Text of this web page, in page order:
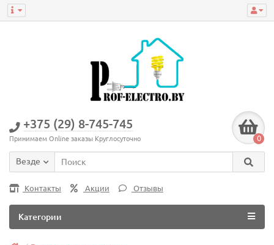
+375 (29) 8-745-745
Принимаем Online заказы Круглосуточно 0
Везде
Контакты Акции Отзывы
Категории